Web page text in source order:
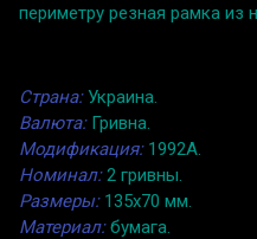
периметру резная рамка из
Страна:Украина.
Валюта:Гривна.
Модификация:1992A.
Номинал:2 гривны.
Размеры:135x70 мм.
Материал:бумага.